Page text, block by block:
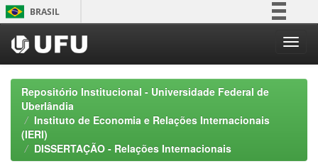
Skip
navigation
BRASIL
Participe
Acesso à informação
Legislação
Repositório Institucional - Universidade Federal de
Uberlândia
Instituto de Economia e Relações Internacionais
(IERI)
DISSERTAÇÃO - Relações Internacionais